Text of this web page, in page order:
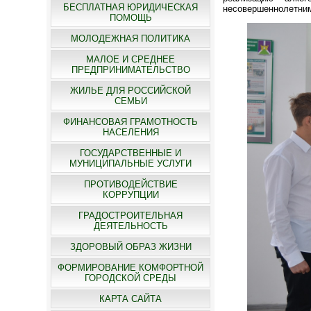
БЕСПЛАТНАЯ ЮРИДИЧЕСКАЯ
ПОМОЩЬ
МОЛОДЕЖНАЯ ПОЛИТИКА
МАЛОЕ И СРЕДНЕЕ
ПРЕДПРИНИМАТЕЛЬСТВО
ЖИЛЬЕ ДЛЯ РОССИЙСКОЙ
СЕМЬИ
ФИНАНСОВАЯ ГРАМОТНОСТЬ
НАСЕЛЕНИЯ
ГОСУДАРСТВЕННЫЕ И
МУНИЦИПАЛЬНЫЕ УСЛУГИ
ПРОТИВОДЕЙСТВИЕ
КОРРУПЦИИ
ГРАДОСТРОИТЕЛЬНАЯ
ДЕЯТЕЛЬНОСТЬ
ЗДОРОВЫЙ ОБРАЗ ЖИЗНИ
ФОРМИРОВАНИЕ КОМФОРТНОЙ
ГОРОДСКОЙ СРЕДЫ
КАРТА САЙТА